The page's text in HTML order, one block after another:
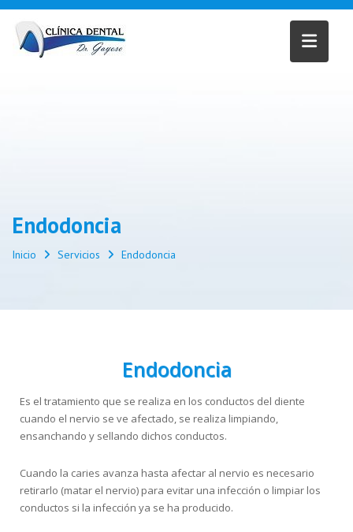
Saltar
contenido
Endodoncia
Inicio Servicios Endodoncia
Endodoncia
Es el tratamiento que se realiza en los conductos del diente
cuando el nervio se ve afectado, se realiza limpiando,
ensanchando y sellando dichos conductos.
Cuando la caries avanza hasta afectar al nervio es necesario
retirarlo (matar el nervio) para evitar una infección o limpiar los
conductos si la infección ya se ha producido.